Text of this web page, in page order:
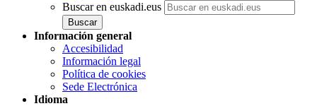
Buscar en euskadi.eus
Información general
Accesibilidad
Información legal
Política de cookies
Sede Electrónica
Idioma